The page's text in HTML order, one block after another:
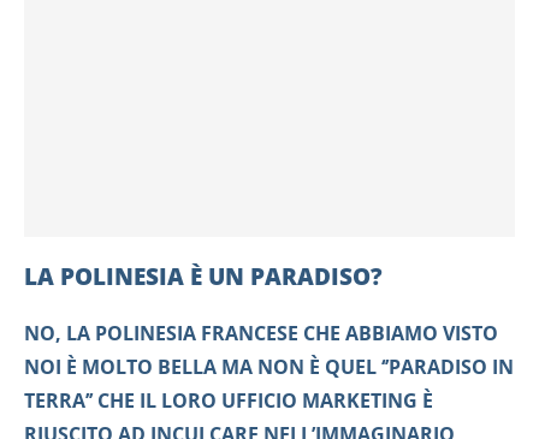
LA POLINESIA È UN PARADISO?
NO, LA POLINESIA FRANCESE CHE ABBIAMO VISTO
NOI È MOLTO BELLA MA NON È QUEL ‘’PARADISO IN
TERRA’’ CHE IL LORO UFFICIO MARKETING È